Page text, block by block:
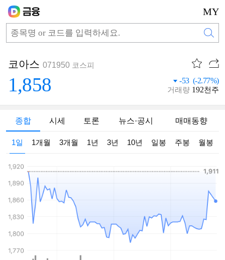
MY
코아스 071950 코스피
1,858 -53 (-2.77%)
거래량 192천주
종합 시세 토론 뉴스·공시 매매동향
1일 1개월 3개월 1년 3년 10년 일봉 주봉 월봉